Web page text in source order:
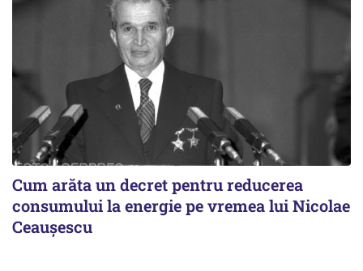
Cum arăta un decret pentru reducerea
consumului la energie pe vremea lui Nicolae
Ceaușescu